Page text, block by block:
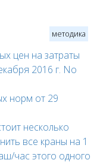
методика
цен на затраты
2016 г. No
норм от 29
несколько
все краны на 1
час этого одного